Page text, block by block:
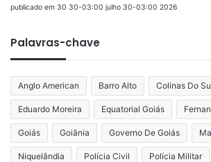
publicado em 30 30-03:00 julho 30-03:00 2026
Palavras-chave
Anglo American Barro Alto Colinas Do
Eduardo Moreira Equatorial Goiás
Goiás Goiânia Governo De Goiás
Niquelândia Polícia Civil Polícia Militar